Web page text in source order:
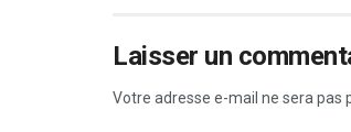
Laisser un
Votre adresse e-mail ne sera pas